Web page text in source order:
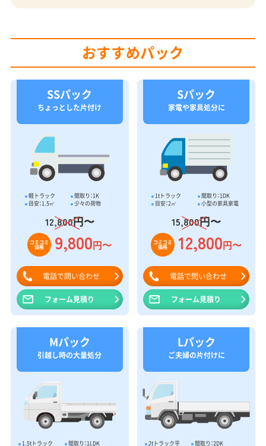
おすすめパック
SSパック
ちょっとした片付け
軽トラック
間取り：1K
目安：1.5㎥
少々の荷物
12,800円〜
コミコミ
価格 9,800円〜
電話で問い合わせ
フォーム見積り
Sパック
家電や家具処分に
1tトラック
間取り：1DK
目安：2㎥
小型の家具家電
15,800円〜
コミコミ
価格 12,800円〜
電話で問い合わせ
フォーム見積り
Mパック
引越し時の大量処分
1.5tトラック 間取り：1LDK
Lパック
ご夫婦の片付けに
2tトラック平 間取り：2DK